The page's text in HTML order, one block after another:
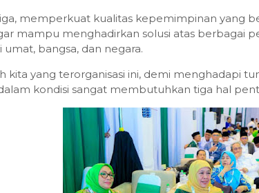
memperkuat kualitas kepemimpinan yang
mampu menghadirkan solusi atas berbagai
umat, bangsa, dan negara.
kita yang terorganisasi ini, demi menghadapi
kondisi sangat membutuhkan tiga hal